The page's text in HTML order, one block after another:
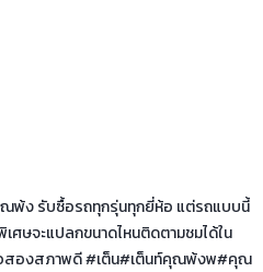
ณพ้ง รับซื้อรถทุกรุ่นทุกยี่ห้อ แต่รถแบบนี้
ศษจะแปลกขนาดไหนติดตามชมได้ใน
องสภาพดี #เต็น#เต็นท์คุณพ้งพ#คุณ